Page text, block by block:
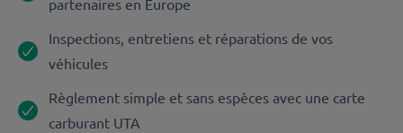
partenaires en Europe
Inspections, entretiens et réparations de vos
véhicules
Règlement simple et sans espèces avec une carte
carburant UTA